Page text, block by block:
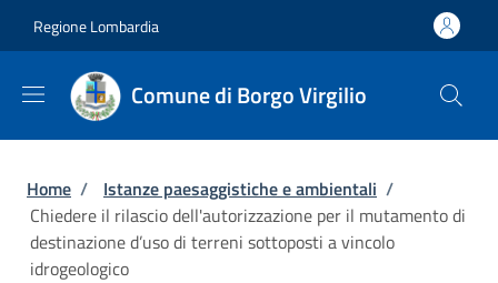
Regione Lombardia
Comune di Borgo Virgilio
Briciole di pane
Home / Istanze paesaggistiche e ambientali /
Chiedere il rilascio dell'autorizzazione per il mutamento di
destinazione d’uso di terreni sottoposti a vincolo
idrogeologico